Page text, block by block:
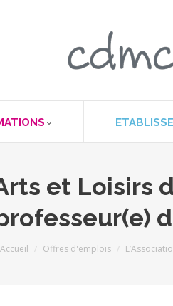
et Loisirs
Vous êtes ici :
Accueil Offres d'emplois